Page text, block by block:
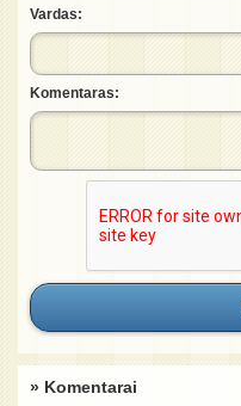
Vardas:
Komentaras:
» Komentarai